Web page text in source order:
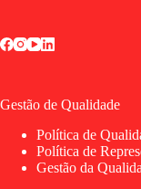
Gestão de Qualidade
Política de
Política de
Gestão da